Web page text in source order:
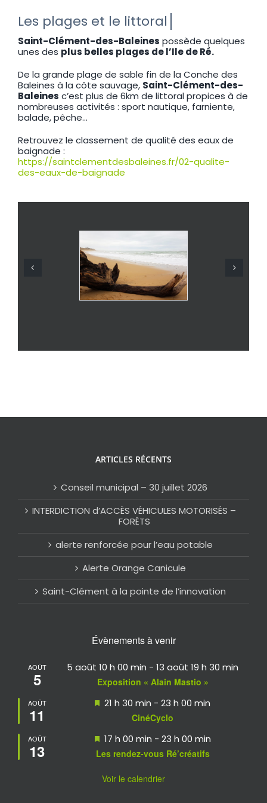
Saint-Clément-des-Baleines possède quelques
unes des plus belles plages de l’Ile de Ré.
De la grande plage de sable fin de la Conche des
Baleines à la côte sauvage, Saint-Clément-des-
Baleines c’est plus de 6km de littoral propices à de
nombreuses activités : sport nautique, farniente,
balade, pêche…
Retrouvez le classement de qualité des eaux de
baignade :
https://saintclementdesbaleines.fr/02-qualite-
des-eaux-de-baignade
ARTICLES RÉCENTS
Conseil municipal – 30 juillet 2026
INTERDICTION d’ACCÈS VÉHICULES MOTORISÉS –
FORÊTS
alerte renforcée pour l’eau potable
Alerte Orange Canicule
Saint-Clément à la pointe de l’innovation
Évènements à venir
AOÛT
5
5 août 10 h 00 min - 13 août 19 h 30 min
Exposition « Alain Mastio »
AOÛT
11
Mis
21 h 30 min - 23 h 00 min
CinéCyclo
AOÛT
13
Mis
avant
17 h 00 min - 23 h 00 min
Les rendez-vous Ré’créatifs
Voir le calendrier